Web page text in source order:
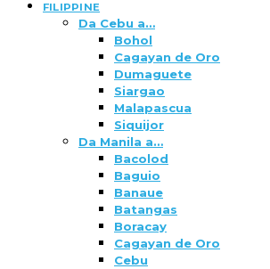
FILIPPINE
Da Cebu a…
Bohol
Cagayan de Oro
Dumaguete
Siargao
Malapascua
Siquijor
Da Manila a…
Bacolod
Baguio
Banaue
Batangas
Boracay
Cagayan de Oro
Cebu